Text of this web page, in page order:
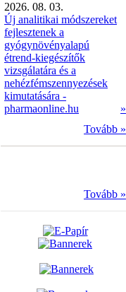
2026. 08. 03.
Új analitikai módszereket
fejlesztenek a
gyógynövényalapú
étrend-kiegészítők
vizsgálatára és a
nehézfémszennyezések
kimutatására -
pharmaonline.hu
»
Tovább »
Tovább »